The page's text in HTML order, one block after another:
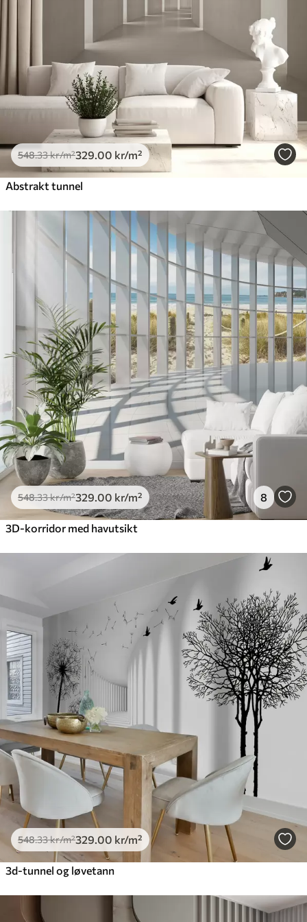
Premium vinyl
650 .00kr/m²
Peel and Stick
925.00555.00 kr/m²
548.33kr/m²329 .00 kr/m²
Abstrakt tunnel
548.33kr/m²329 .00 kr/m² 8
3D-korridor med havutsikt
548.33kr/m²329 .00 kr/m²
3d-tunnel og løvetann